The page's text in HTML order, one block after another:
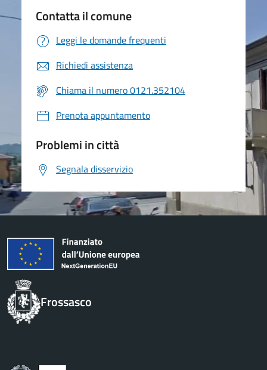
Contatta il comune
Leggi le domande frequenti
Richiedi assistenza
Chiama il numero 0121.352104
Prenota appuntamento
Problemi in città
Segnala disservizio
Frossasco